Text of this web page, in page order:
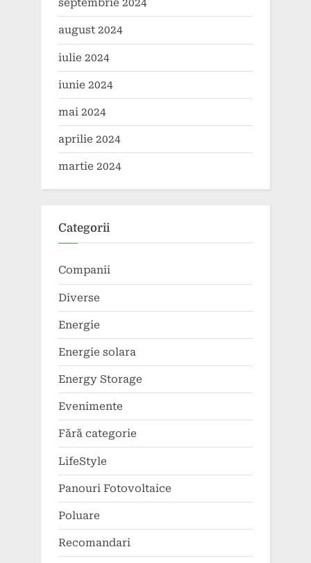
septembrie 2024
august 2024
iulie 2024
iunie 2024
mai 2024
aprilie 2024
martie 2024
Categorii
Companii
Diverse
Energie
Energie solara
Energy Storage
Evenimente
Fără categorie
LifeStyle
Panouri Fotovoltaice
Poluare
Recomandari